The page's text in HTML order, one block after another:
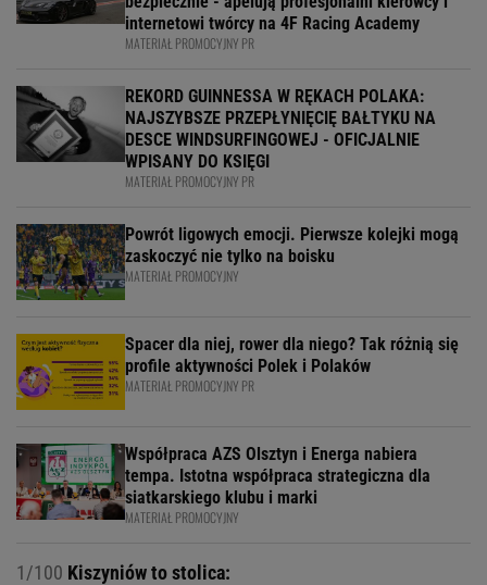
internetowi twórcy na 4F Racing Academy
MATERIAŁ PROMOCYJNY PR
REKORD GUINNESSA W RĘKACH POLAKA:
NAJSZYBSZE PRZEPŁYNIĘCIĘ BAŁTYKU NA
DESCE WINDSURFINGOWEJ - OFICJALNIE
WPISANY DO KSIĘGI
MATERIAŁ PROMOCYJNY PR
Powrót ligowych emocji. Pierwsze kolejki mogą
zaskoczyć nie tylko na boisku
MATERIAŁ PROMOCYJNY
Spacer dla niej, rower dla niego? Tak różnią się
profile aktywności Polek i Polaków
MATERIAŁ PROMOCYJNY PR
Współpraca AZS Olsztyn i Energa nabiera
tempa. Istotna współpraca strategiczna dla
siatkarskiego klubu i marki
MATERIAŁ PROMOCYJNY
1/100 Kiszyniów to stolica: